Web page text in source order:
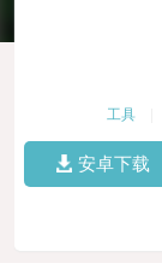
工具
安卓下载